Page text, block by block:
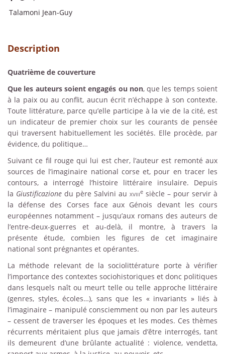
Talamoni Jean-Guy
Description
Quatrième de couverture
Que les auteurs soient engagés ou non, que les temps soient
à la paix ou au conflit, aucun écrit n’échappe à son contexte.
Toute littérature, parce qu’elle participe à la vie de la cité, est
un indicateur de premier choix sur les courants de pensée
qui traversent habituellement les sociétés. Elle procède, par
évidence, du politique…
Suivant ce fil rouge qui lui est cher, l’auteur est remonté aux
sources de l’imaginaire national corse et, pour en tracer les
contours, a interrogé l’histoire littéraire insulaire. Depuis
la Giustificazione du père Salvini au xviiie siècle – pour servir à
la défense des Corses face aux Génois devant les cours
européennes notamment – jusqu’aux romans des auteurs de
l’entre-deux-guerres et au-delà, il montre, à travers la
présente étude, combien les figures de cet imaginaire
national sont prégnantes et opérantes.
La méthode relevant de la sociolittérature porte à vérifier
l’importance des contextes sociohistoriques et donc politiques
dans lesquels naît ou meurt telle ou telle approche littéraire
(genres, styles, écoles…), sans que les « invariants » liés à
l’imaginaire – manipulé consciemment ou non par les auteurs
– cessent de traverser les époques et les modes. Ces thèmes
récurrents méritaient plus que jamais d’être interrogés, tant
ils demeurent d’une brûlante actualité : violence, vendetta,